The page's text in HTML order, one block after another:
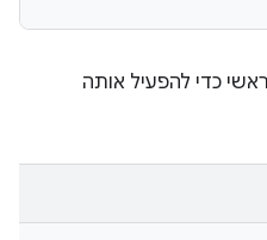
כדי להפעיל אותה